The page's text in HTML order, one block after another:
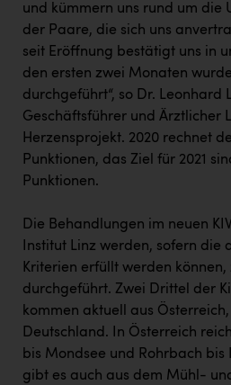
und kümmern uns rund um die
der Paare, die sich uns
seit Eröffnung bestätigt uns in
den ersten zwei Monaten
durchgeführt“, so Dr. Leonhard
Geschäftsführer und Ärztlicher
Herzensprojekt. 2020 rechnet
Punktionen, das Ziel für 2021
Punktionen.
Die Behandlungen im neuen
Institut Linz werden, sofern die
Kriterien erfüllt werden können,
durchgeführt. Zwei Drittel der
kommen aktuell aus
Deutschland. In Österreich
bis Mondsee und Rohrbach bis
gibt es auch aus dem Mühl-